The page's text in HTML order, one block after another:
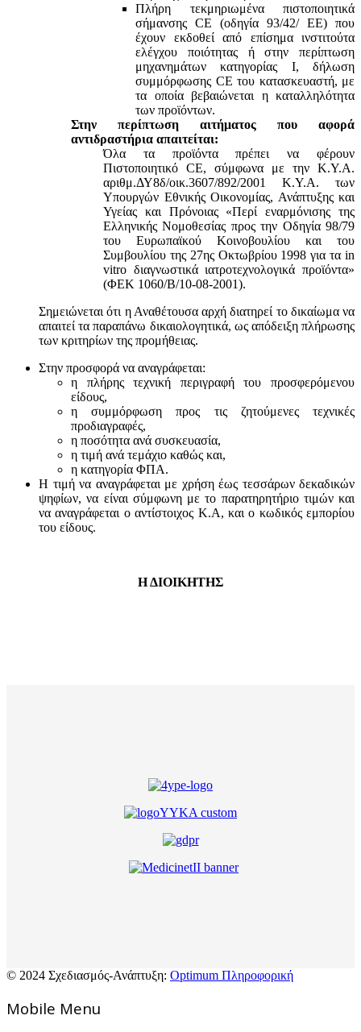
Πλήρη τεκμηριωμένα πιστοποιητικά
σήμανσης CE (οδηγία 93/42/ ΕΕ) που
έχουν εκδοθεί από επίσημα ινστιτούτα
ελέγχου ποιότητας ή στην περίπτωση
μηχανημάτων κατηγορίας Ι, δήλωση
συμμόρφωσης CE του κατασκευαστή, με
τα οποία βεβαιώνεται η καταλληλότητα
των προϊόντων.
Στην περίπτωση αιτήματος που αφορά
αντιδραστήρια απαιτείται:
Όλα τα προϊόντα πρέπει να φέρουν
Πιστοποιητικό CE, σύμφωνα με την Κ.Υ.Α.
αριθμ.ΔΥ8δ/οικ.3607/892/2001 Κ.Υ.Α. των
Υπουργών Εθνικής Οικονομίας, Ανάπτυξης και
Υγείας και Πρόνοιας «Περί εναρμόνισης της
Ελληνικής Νομοθεσίας προς την Οδηγία 98/79
του Ευρωπαϊκού Κοινοβουλίου και του
Συμβουλίου της 27ης Οκτωβρίου 1998 για τα in
vitro διαγνωστικά ιατροτεχνολογικά προϊόντα»
(ΦΕΚ 1060/Β/10-08-2001).
Σημειώνεται ότι η Αναθέτουσα αρχή διατηρεί το δικαίωμα να
απαιτεί τα παραπάνω δικαιολογητικά, ως απόδειξη πλήρωσης
των κριτηρίων της προμήθειας.
Στην προσφορά να αναγράφεται:
η πλήρης τεχνική περιγραφή του προσφερόμενου
είδους,
η συμμόρφωση προς τις ζητούμενες τεχνικές
προδιαγραφές,
η ποσότητα ανά συσκευασία,
η τιμή ανά τεμάχιο καθώς και,
η κατηγορία ΦΠΑ.
Η τιμή να αναγράφεται με χρήση έως τεσσάρων δεκαδικών
ψηφίων, να είναι σύμφωνη με το παρατηρητήριο τιμών και
να αναγράφεται ο αντίστοιχος Κ.Α, και ο κωδικός εμπορίου
του είδους.
Η ΔΙΟΙΚΗΤΗΣ
© 2024 Σχεδιασμός-Ανάπτυξη: Optimum Πληροφορική
Mοbile Menu